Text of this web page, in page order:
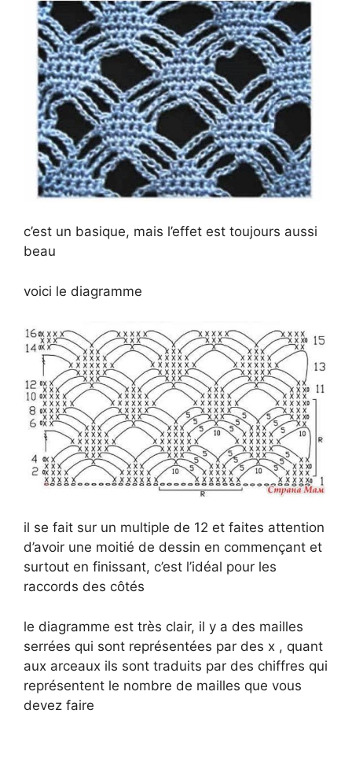
c’est un basique, mais l’effet est toujours aussi
beau
voici le diagramme
il se fait sur un multiple de 12 et faites attention
d’avoir une moitié de dessin en commençant et
surtout en finissant, c’est l’idéal pour les
raccords des côtés
le diagramme est très clair, il y a des mailles
serrées qui sont représentées par des x , quant
aux arceaux ils sont traduits par des chiffres qui
représentent le nombre de mailles que vous
devez faire